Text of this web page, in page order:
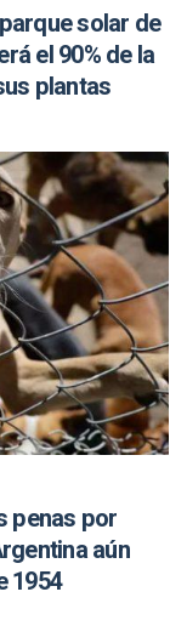
solar de
el 90% de la
plantas
penas por
aún
1954